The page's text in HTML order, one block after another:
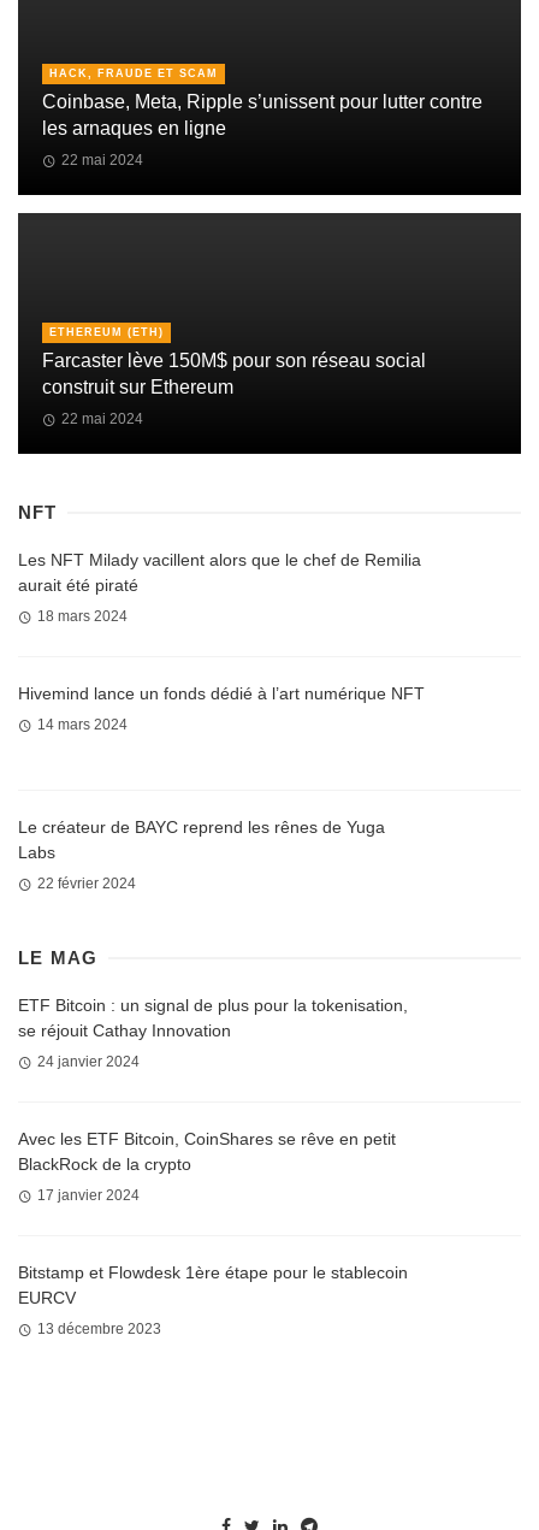
HACK, FRAUDE ET SCAM
Coinbase, Meta, Ripple s’unissent pour lutter contre
les arnaques en ligne
22 mai 2024
ETHEREUM (ETH)
Farcaster lève 150M$ pour son réseau social
construit sur Ethereum
22 mai 2024
NFT
Les NFT Milady vacillent alors que le chef de Remilia
aurait été piraté
18 mars 2024
Hivemind lance un fonds dédié à l’art numérique NFT
14 mars 2024
Le créateur de BAYC reprend les rênes de Yuga
Labs
22 février 2024
LE MAG
ETF Bitcoin : un signal de plus pour la tokenisation,
se réjouit Cathay Innovation
24 janvier 2024
Avec les ETF Bitcoin, CoinShares se rêve en petit
BlackRock de la crypto
17 janvier 2024
Bitstamp et Flowdesk 1ère étape pour le stablecoin
EURCV
13 décembre 2023